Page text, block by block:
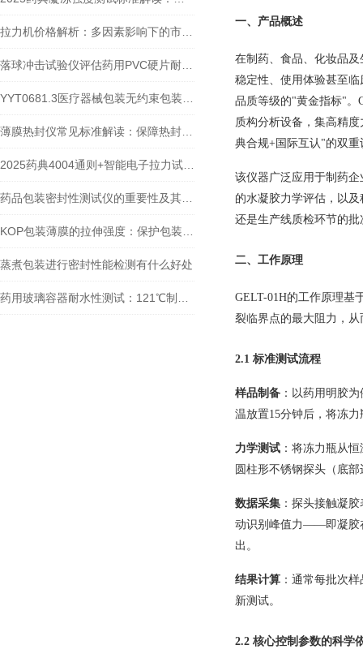
蒸煮包装进行密封性能检测有什么好处
一、产品概述
在制药、食品、化妆品
稳定性、使用体验甚至
品质等级的"黄金指标"。
质构分析设备，集高精
典合规+国际互认"的双重
该仪器广泛应用于制药
的水凝胶力学评估，以
还是生产线质检环节的
二、工作原理
GELT-01H的工作原理基
裂临界点的最大阻力，
2.1 标准测试流程
样品制备 ：以药用明胶
温放置15分钟后，将冻
力学测试 ：将冻力瓶从
圆柱形不锈钢探头（底
数据采集 ：探头接触凝
动识别峰值力——即凝胶
出。
结果计算 ：通常每批次
新测试。
2.2 核心控制参数的科学